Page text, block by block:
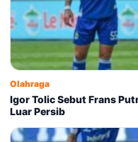
Olahraga
Igor Tolic Sebut Frans
Luar Persib